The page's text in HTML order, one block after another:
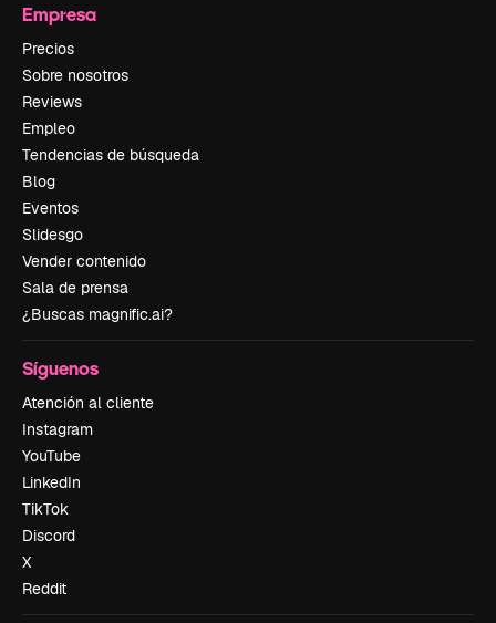
Empresa
Precios
Sobre nosotros
Reviews
Empleo
Tendencias de búsqueda
Blog
Eventos
Slidesgo
Vender contenido
Sala de prensa
¿Buscas magnific.ai?
Síguenos
Atención al cliente
Instagram
YouTube
LinkedIn
TikTok
Discord
X
Reddit